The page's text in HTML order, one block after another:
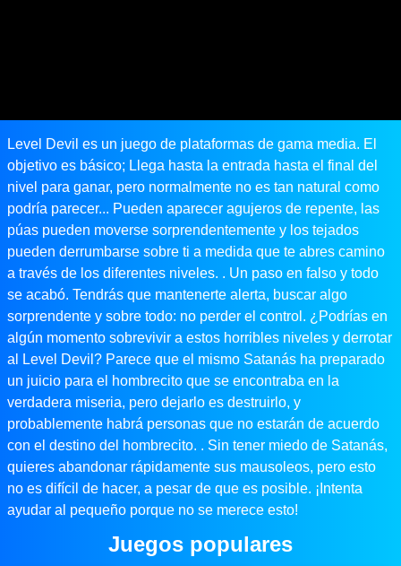
Level Devil es un juego de plataformas de gama media. El
objetivo es básico; Llega hasta la entrada hasta el final del
nivel para ganar, pero normalmente no es tan natural como
podría parecer... Pueden aparecer agujeros de repente, las
púas pueden moverse sorprendentemente y los tejados
pueden derrumbarse sobre ti a medida que te abres camino
a través de los diferentes niveles. . Un paso en falso y todo
se acabó. Tendrás que mantenerte alerta, buscar algo
sorprendente y sobre todo: no perder el control. ¿Podrías en
algún momento sobrevivir a estos horribles niveles y derrotar
al Level Devil? Parece que el mismo Satanás ha preparado
un juicio para el hombrecito que se encontraba en la
verdadera miseria, pero dejarlo es destruirlo, y
probablemente habrá personas que no estarán de acuerdo
con el destino del hombrecito. . Sin tener miedo de Satanás,
quieres abandonar rápidamente sus mausoleos, pero esto
no es difícil de hacer, a pesar de que es posible. ¡Intenta
ayudar al pequeño porque no se merece esto!
Juegos populares